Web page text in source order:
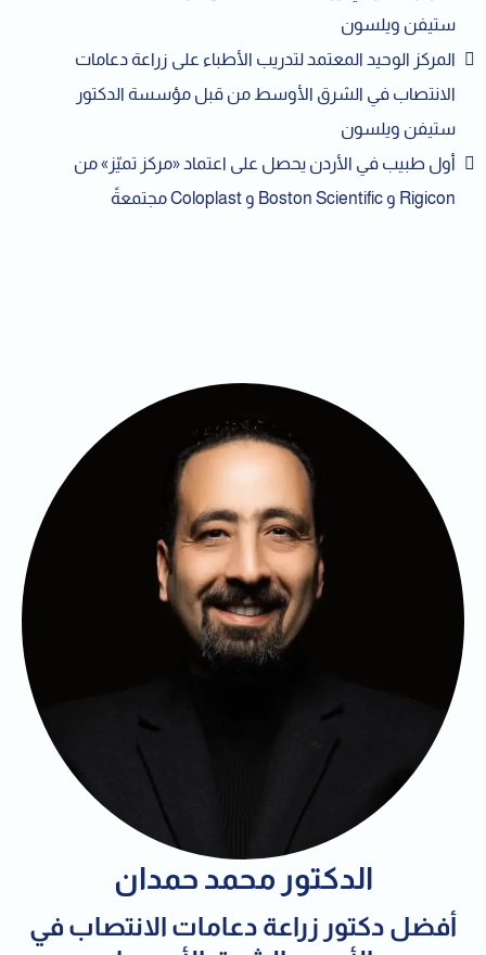
ستيفن ويلسون
المركز الوحيد المعتمد لتدريب الأطباء على زراعة دعامات
الانتصاب في الشرق الأوسط من قبل مؤسسة الدكتور
ستيفن ويلسون
أول طبيب في الأردن يحصل على اعتماد «مركز تميّز» من
Rigicon و Boston Scientific و Coloplast مجتمعةً
الدكتور محمد حمدان
أفضل دكتور زراعة دعامات الانتصاب في